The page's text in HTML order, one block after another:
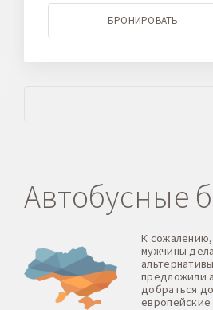
БРОНИРОВАТЬ
Автобусные
К
мужчины
предложили
добраться